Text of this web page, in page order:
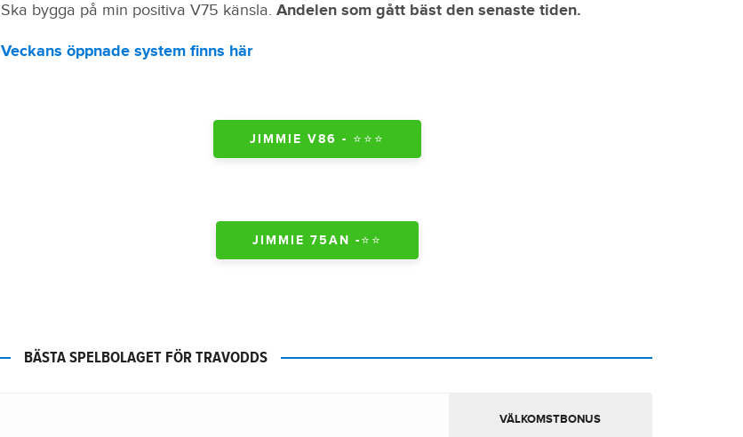
Ska bygga på min positiva V75 känsla. Andelen som gått bäst den senaste tiden.
Veckans öppnade system finns här
JIMMIE V86 - ⭐️⭐️⭐️
JIMMIE 75AN -⭐️⭐️
BÄSTA SPELBOLAGET FÖR TRAVODDS
VÄLKOMSTBONUS